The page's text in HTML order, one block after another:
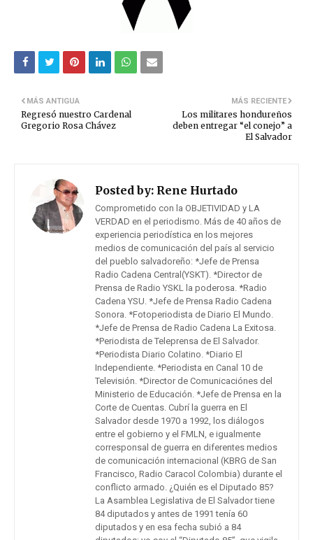
MÁS RECIENTE
Los militares hondureños
deben entregar “el conejo” a
El Salvador
MÁS ANTIGUA
Regresó nuestro Cardenal
Gregorio Rosa Chávez
Posted by: Rene Hurtado
Comprometido con la OBJETIVIDAD y LA
VERDAD en el periodismo. Más de 40 años de
experiencia periodística en los mejores
medios de comunicación del país al servicio
del pueblo salvadoreño: *Jefe de Prensa
Radio Cadena Central(YSKT). *Director de
Prensa de Radio YSKL la poderosa. *Radio
Cadena YSU. *Jefe de Prensa Radio Cadena
Sonora. *Fotoperiodista de Diario El Mundo.
*Jefe de Prensa de Radio Cadena La Exitosa.
*Periodista de Teleprensa de El Salvador.
*Periodista Diario Colatino. *Diario El
Independiente. *Periodista en Canal 10 de
Televisión. *Director de Comunicaciónes del
Ministerio de Educación. *Jefe de Prensa en la
Corte de Cuentas. Cubrí la guerra en El
Salvador desde 1970 a 1992, los diálogos
entre el gobierno y el FMLN, e igualmente
corresponsal de guerra en diferentes medios
de comunicación internacional (KBRG de San
Francisco, Radio Caracol Colombia) durante el
conflicto armado. ¿Quién es el Diputado 85?
La Asamblea Legislativa de El Salvador tiene
84 diputados y antes de 1991 tenía 60
diputados y en esa fecha subió a 84